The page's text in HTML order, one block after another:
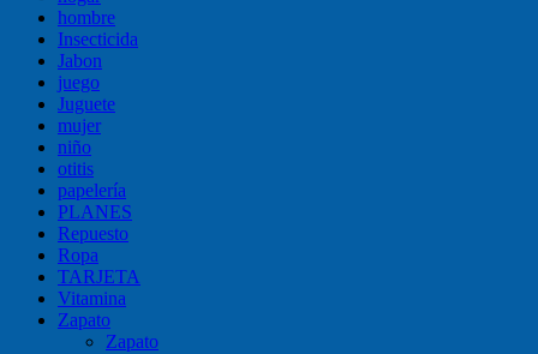
hombre
Insecticida
Jabon
juego
Juguete
mujer
niño
otitis
papelería
PLANES
Repuesto
Ropa
TARJETA
Vitamina
Zapato
Zapato